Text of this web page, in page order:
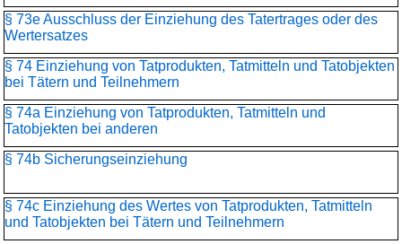
§ 73e Ausschluss der Einziehung des Tatertrages oder des
Wertersatzes
§ 74 Einziehung von Tatprodukten, Tatmitteln und Tatobjekten
bei Tätern und Teilnehmern
§ 74a Einziehung von Tatprodukten, Tatmitteln und
Tatobjekten bei anderen
§ 74b Sicherungseinziehung
§ 74c Einziehung des Wertes von Tatprodukten, Tatmitteln
und Tatobjekten bei Tätern und Teilnehmern